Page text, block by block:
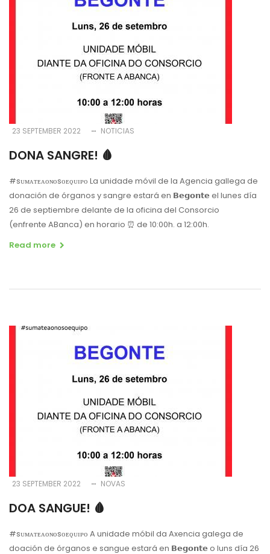
23 SEPTEMBER 2022 NOTICIAS
DONA SANGRE! 🩸
#sᴜᴍᴀᴛᴇᴀᴏɴᴏsᴏᴇǫᴜɪᴘᴏ La unidade móvil de la Agencia gallega de
donación de órganos y sangre estará en 𝗕𝗲𝗴𝗼𝗻𝘁𝗲 el lunes día
26 de septiembre delante de la oficina del Consorcio
(enfrente ABanca) en horario ⏰ de 10:00h. a 12:00h.
Read more
23 SEPTEMBER 2022 NOVAS
DOA SANGUE! 🩸
#sᴜᴍᴀᴛᴇᴀᴏɴᴏsᴏᴇǫᴜɪᴘᴏ A unidade móbil da Axencia galega de
doación de órganos e sangue estará en 𝗕𝗲𝗴𝗼𝗻𝘁𝗲 o luns día 26